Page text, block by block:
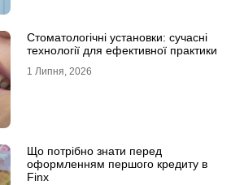
Стоматологічні установки: сучасні
технології для ефективної практики
1 Липня, 2026
Що потрібно знати перед
оформленням першого кредиту в
Finx